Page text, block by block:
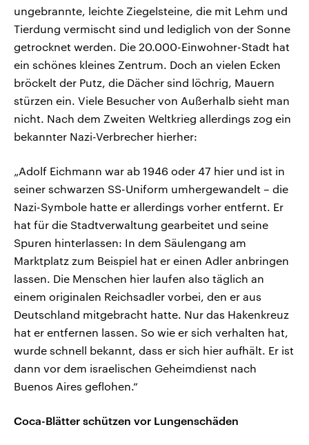
ungebrannte, leichte Ziegelsteine, die mit Lehm und
Tierdung vermischt sind und lediglich von der Sonne
getrocknet werden. Die 20.000-Einwohner-Stadt hat
ein schönes kleines Zentrum. Doch an vielen Ecken
bröckelt der Putz, die Dächer sind löchrig, Mauern
stürzen ein. Viele Besucher von Außerhalb sieht man
nicht. Nach dem Zweiten Weltkrieg allerdings zog ein
bekannter Nazi-Verbrecher hierher:
„Adolf Eichmann war ab 1946 oder 47 hier und ist in
seiner schwarzen SS-Uniform umhergewandelt – die
Nazi-Symbole hatte er allerdings vorher entfernt. Er
hat für die Stadtverwaltung gearbeitet und seine
Spuren hinterlassen: In dem Säulengang am
Marktplatz zum Beispiel hat er einen Adler anbringen
lassen. Die Menschen hier laufen also täglich an
einem originalen Reichsadler vorbei, den er aus
Deutschland mitgebracht hatte. Nur das Hakenkreuz
hat er entfernen lassen. So wie er sich verhalten hat,
wurde schnell bekannt, dass er sich hier aufhält. Er ist
dann vor dem israelischen Geheimdienst nach
Buenos Aires geflohen.“
Coca-Blätter schützen vor Lungenschäden